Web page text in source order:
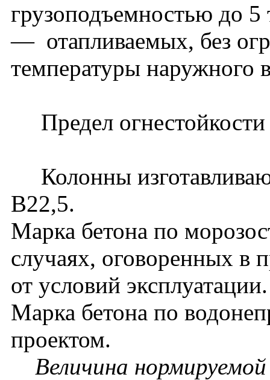
грузоподъемностью до 5
— отапливаемых, без
температуры наружного
Предел огнестойкости
Колонны
В22,5.
Марка бетона по
случаях, оговоренных в
от условий эксплуатации.
Марка бетона по
проектом.
Величина